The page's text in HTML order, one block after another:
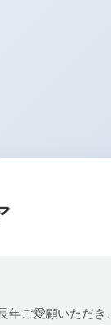
年ご愛顧いただき